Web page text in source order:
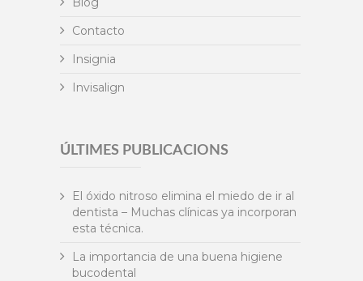
Contacto
Insignia
Invisalign
ÚLTIMES PUBLICACIONS
El óxido nitroso elimina el miedo de ir al
dentista – Muchas clínicas ya incorporan
esta técnica.
La importancia de una buena higiene
bucodental